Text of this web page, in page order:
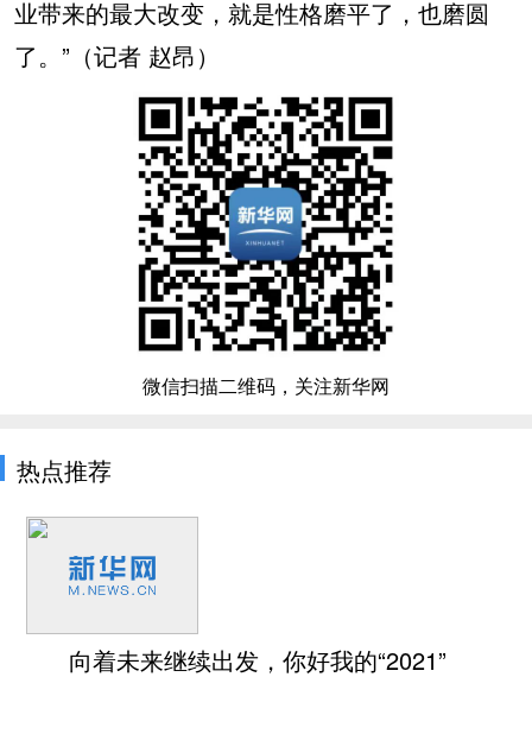
业带来的最大改变，就是性格磨平了，也磨圆
了。”（记者 赵昂）
微信扫描二维码，关注新华网
热点推荐
向着未来继续出发，你好我的“2021”